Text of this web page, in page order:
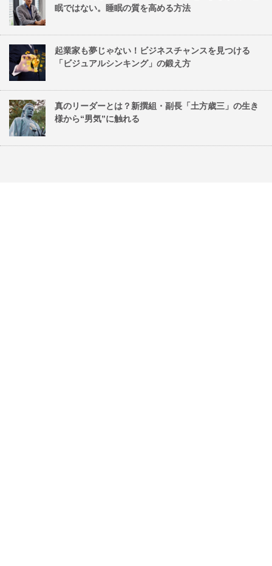
眠ではない。睡眠の質を高める方法
起業家も夢じゃない！ビジネスチャンスを見つける
「ビジュアルシンキング」の鍛え方
真のリーダーとは？新撰組・副長「土方歳三」の生き
様から“男気”に触れる